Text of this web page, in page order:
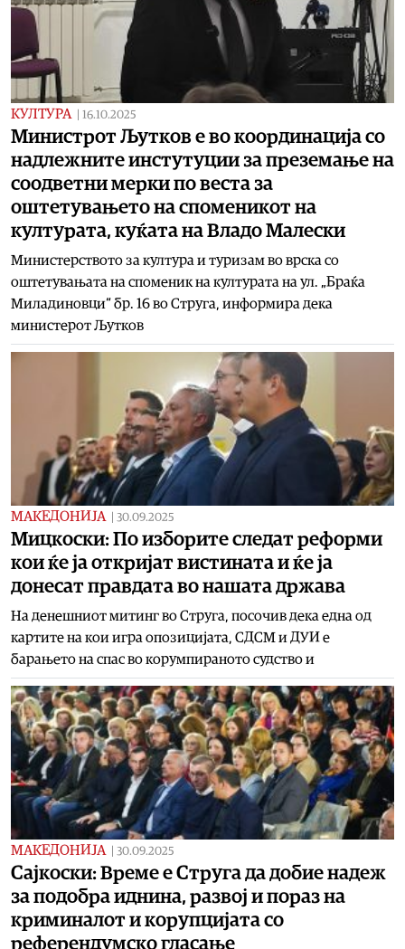
КУЛТУРА 16.10.2025
Министрот Љутков е во координација со
надлежните инстутуции за преземање на
соодветни мерки по веста за
оштетувањето на споменикот на
културата, куќата на Владо Малески
Министерството за култура и туризам во врска со
оштетувањата на споменик на културата на ул. „Браќа
Миладиновци“ бр. 16 во Струга, информира дека
министерот Љутков
МАКЕДОНИЈА 30.09.2025
Мицкоски: По изборите следат реформи
кои ќе ја откријат вистината и ќе ја
донесат правдата во нашата држава
На денешниот митинг во Струга, посочив дека една од
картите на кои игра опозицијата, СДСМ и ДУИ е
барањето на спас во корумпираното судство и
МАКЕДОНИЈА 30.09.2025
Сајкоски: Време е Струга да добие надеж
за подобра иднина, развој и пораз на
криминалот и корупцијата со
референдумско гласање